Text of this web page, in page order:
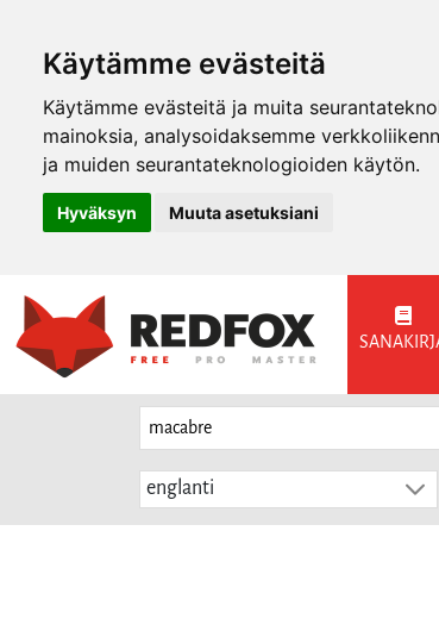
Käytämme evästeitä
Käytämme evästeitä ja muita
mainoksia, analysoidaksemme
ja muiden seurantateknologioiden käytön.
Hyväksyn Muuta asetuksiani
englanti